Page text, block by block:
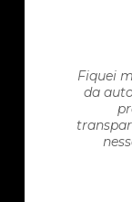
Fiquei
da